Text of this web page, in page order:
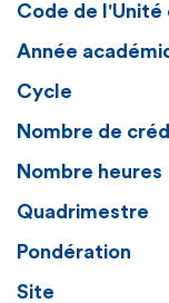
Code de l'Unité
Année
Cycle
Nombre de
Nombre heures
Quadrimestre
Pondération
Site